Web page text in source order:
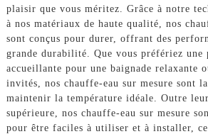
plaisir que vous méritez. Grâce à notre
à nos matériaux de haute qualité, nos
sont conçus pour durer, offrant des
grande durabilité. Que vous préfériez une
accueillante pour une baignade relaxante
invités, nos chauffe-eau sur mesure sont
maintenir la température idéale. Outre
supérieure, nos chauffe-eau sur mesure
pour être faciles à utiliser et à installer,